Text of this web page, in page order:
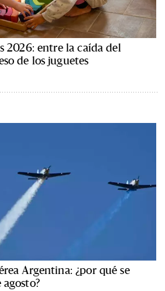
2026: entre la caída del
de los juguetes
Argentina: ¿por qué se